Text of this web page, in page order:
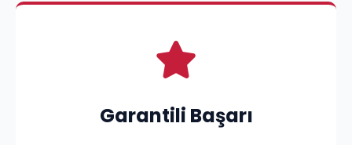
Garantili Başarı